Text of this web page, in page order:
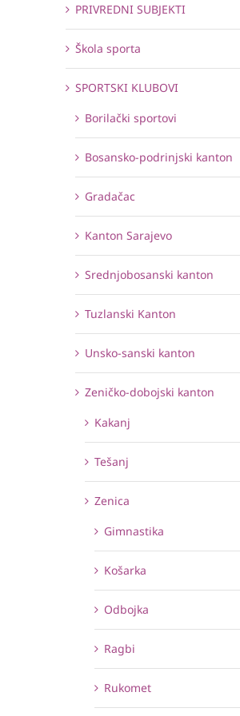
PRIVREDNI SUBJEKTI
Škola sporta
SPORTSKI KLUBOVI
Borilački sportovi
Bosansko-podrinjski kanton
Gradačac
Kanton Sarajevo
Srednjobosanski kanton
Tuzlanski Kanton
Unsko-sanski kanton
Zeničko-dobojski kanton
Kakanj
Tešanj
Zenica
Gimnastika
Košarka
Odbojka
Ragbi
Rukomet